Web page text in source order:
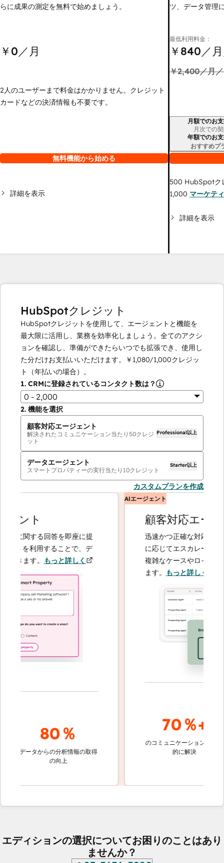
らに成果の測定を無料で始めましょう。
￥0／月
2人のユーザーまで料金はかかりません。クレジット
カードなどの決済情報も不要です。
無料機能から始める
詳細を表示
ツ、データ管理
最低利用料金：
￥840／
￥2,400／月
請求期間月額でのお
月次での
年額でのお
おすすめプ
500 HubSpotク
1,000 マーケテ
詳細を表示
HubSpotクレジット
HubSpotクレジットを使用して、エージェントと機能を
最大限に活用し、業務を効率化しましょう。全てのアクシ
ョンを確認し、準備ができたらいつでも拡張でき、使用し
た分だけお支払いいただけます。
￥1,080/1,000クレジッ
ト（年払いの場合）。
1. CRMに登録されているコンタクト数は？
0 - 2,000
2. 機能を選択
顧客対応エージェント
解決されたコミュニケーション当たり 50クレジ
ット
Professional以上
データエージェント
スマートプロパティーの実行当たり 10クレジット
Starter以上
カスタムプランを作成
ント
関する回答を即座に提
を利用することで、デ
ます。もっと詳しく
80％
データからの分析情報の取得
の向上
AIエージェント
顧客対応エージェ
迅速かつ正確な対応で問い
に応じてエスカレーション
複雑なケースやロイヤルテ
ます。もっと詳しく
70％+
のコミュニケーションを自動
的に解決
エディションの選択についてお困りのことはあり
ませんか？